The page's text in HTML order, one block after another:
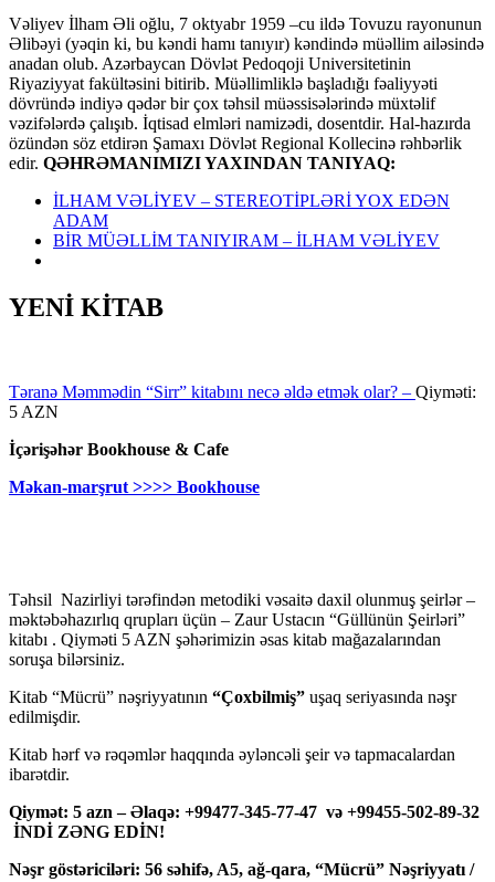
Vəliyev İlham Əli oğlu, 7 oktyabr 1959 –cu ildə Tovuzu rayonunun
Əlibəyi (yəqin ki, bu kəndi hamı tanıyır) kəndində müəllim ailəsində
anadan olub. Azərbaycan Dövlət Pedoqoji Universitetinin
Riyaziyyat fakültəsini bitirib. Müəllimliklə başladığı fəaliyyəti
dövründə indiyə qədər bir çox təhsil müəssisələrində müxtəlif
vəzifələrdə çalışıb. İqtisad elmləri namizədi, dosentdir. Hal-hazırda
özündən söz etdirən Şamaxı Dövlət Regional Kollecinə rəhbərlik
edir. QƏHRƏMANIMIZI YAXINDAN TANIYAQ:
İLHAM VƏLİYEV – STEREOTİPLƏRİ YOX EDƏN
ADAM
BİR MÜƏLLİM TANIYIRAM – İLHAM VƏLİYEV
YENİ KİTAB
Təranə Məmmədin “Sirr” kitabını necə əldə etmək olar? – Qiyməti:
5 AZN
İçərişəhər Bookhouse & Cafe
Məkan-marşrut >>>> Bookhouse
Təhsil Nazirliyi tərəfindən metodiki vəsaitə daxil olunmuş şeirlər –
məktəbəhazırlıq qrupları üçün – Zaur Ustacın “Güllünün Şeirləri”
kitabı . Qiyməti 5 AZN şəhərimizin əsas kitab mağazalarından
soruşa bilərsiniz.
Kitab “Mücrü” nəşriyyatının “Çoxbilmiş” uşaq seriyasında nəşr
edilmişdir.
Kitab hərf və rəqəmlər haqqında əyləncəli şeir və tapmacalardan
ibarətdir.
Qiymət: 5 azn – Əlaqə: +99477-345-77-47 və +99455-502-89-32
İNDİ ZƏNG EDİN!
Nəşr göstəriciləri: 56 səhifə, A5, ağ-qara, “Mücrü” Nəşriyyatı /